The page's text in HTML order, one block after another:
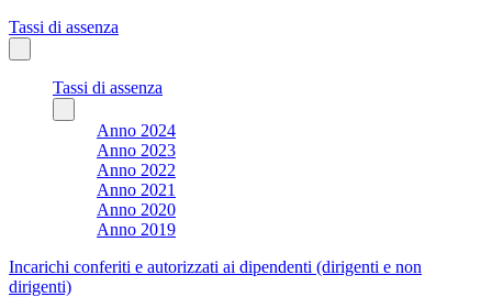
Tassi di assenza
Tassi di assenza
Anno 2024
Anno 2023
Anno 2022
Anno 2021
Anno 2020
Anno 2019
Incarichi conferiti e autorizzati ai dipendenti (dirigenti e non
dirigenti)